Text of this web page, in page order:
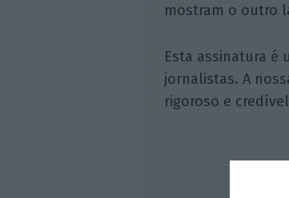
mostram o outro
Esta assinatura é
jornalistas. A
rigoroso e